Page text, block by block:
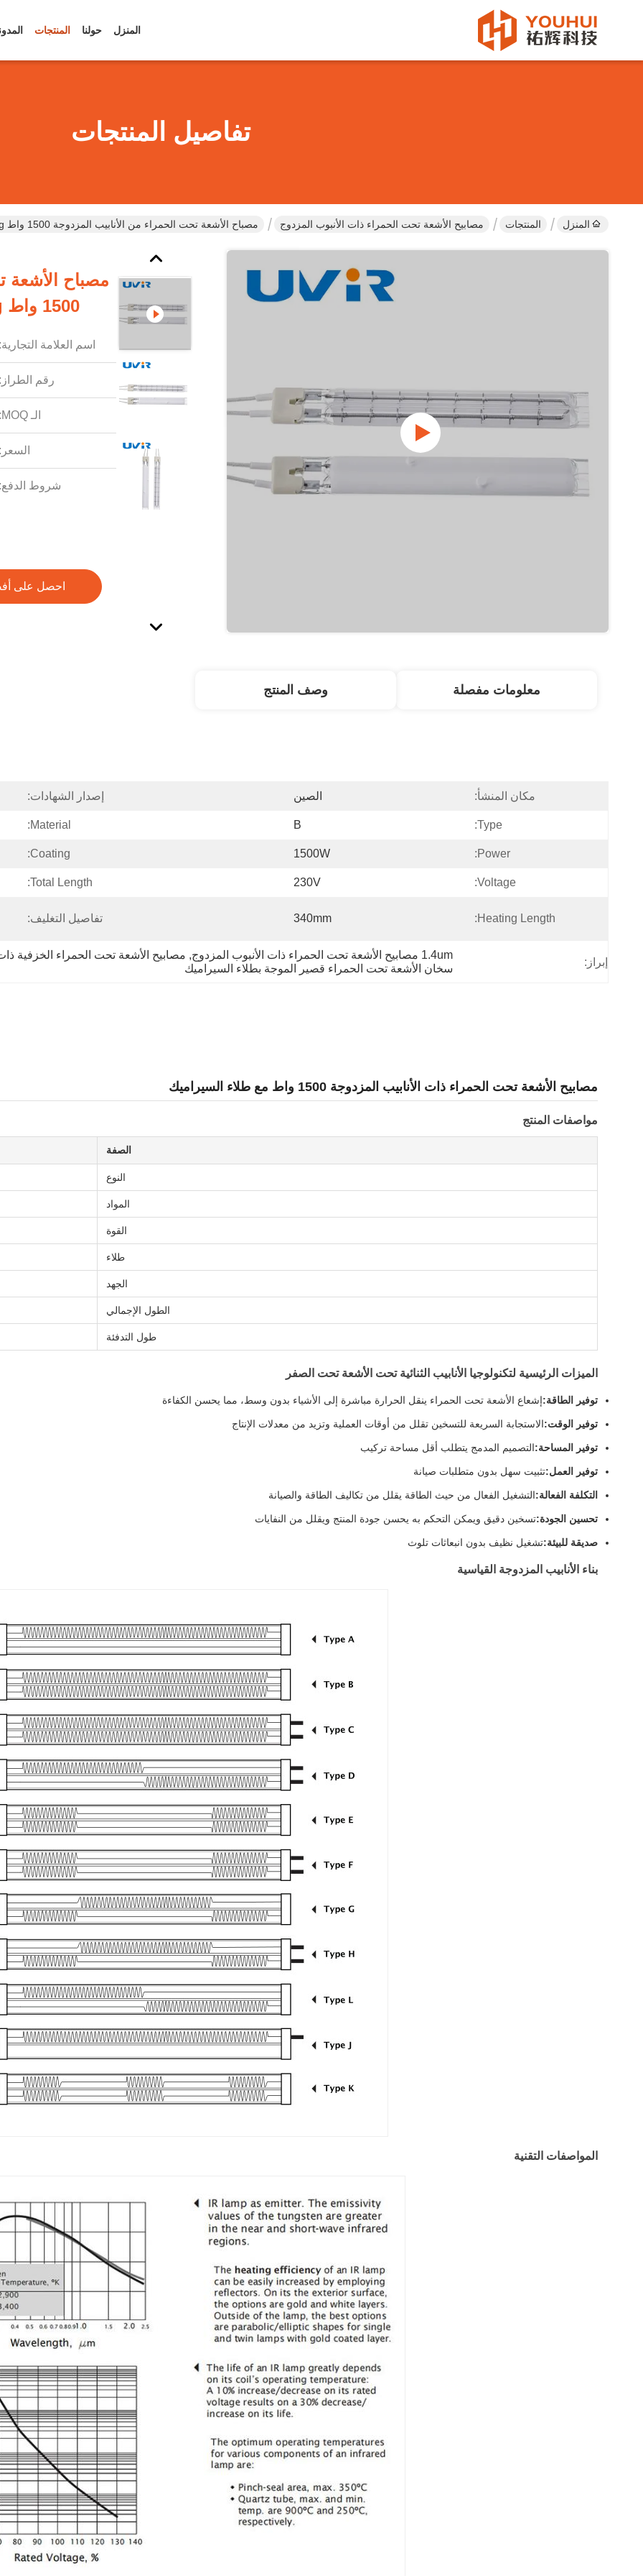
المنزل حولنا المنتجات
تفاصيل المنتجات
المنزل المنتجات مصابيح الأشعة تحت الحمراء ذات الأنبوب المزدوج مصباح الأشعة تحت الحمراء من الأنابيب المزدوجة 1500 واط Nichrome 230V White Coating
مصباح الأشعة
1500 واط Nichrome 230V White Coating
اسم العلامة التجارية:
رقم الطراز:
الـ MOQ:
السعر:
شروط الدفع:
احصل على
معلومات مفصلة وصف المنتج
مكان المنشأ: الصين إصدار الشهادات:
Type:
B
Material:
Power:
1500W
Coating:
Voltage:
230V
Total Length:
Heating Length:
340mm تفاصيل التغليف:
إبراز:
1.4um مصابيح الأشعة تحت الحمراء ذات الأنبوب المزدوج , مصابيح الأشعة تحت الحمراء الخزفية
سخان الأشعة تحت الحمراء قصير الموجة بطلاء السيراميك
مصابيح الأشعة تحت الحمراء ذات الأنابيب المزدوجة 1500 واط مع طلاء السيراميك
مواصفات المنتج
الصفة
النوع
المواد
القوة
طلاء
الجهد
الطول الإجمالي
طول التدفئة
الميزات الرئيسية لتكنولوجيا الأنابيب الثنائية تحت الأشعة تحت الصفر
توفير الطاقة:إشعاع الأشعة تحت الحمراء ينقل الحرارة مباشرة إلى الأشياء بدون وسط، مما يحسن الكفاءة
توفير الوقت:الاستجابة السريعة للتسخين تقلل من أوقات العملية وتزيد من معدلات الإنتاج
توفير المساحة:التصميم المدمج يتطلب أقل مساحة تركيب
توفير العمل:تثبيت سهل بدون متطلبات صيانة
التكلفة الفعالة:التشغيل الفعال من حيث الطاقة يقلل من تكاليف الطاقة والصيانة
تحسين الجودة:تسخين دقيق ويمكن التحكم به يحسن جودة المنتج ويقلل من النفايات
صديقة للبيئة:تشغيل نظيف بدون انبعاثات تلوث
بناء الأنابيب المزدوجة القياسية
المواصفات التقنية